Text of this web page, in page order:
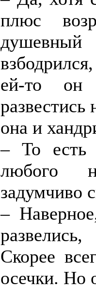
плюс
ей-то он
она и
– То есть
любого
задумчиво
–
Скорее
осечки. Но